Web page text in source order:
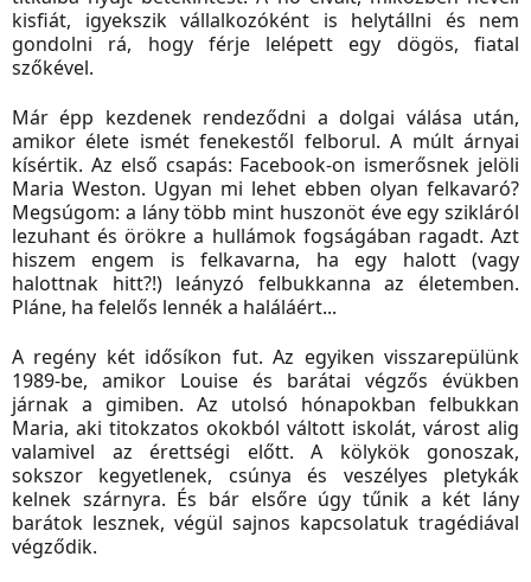
kisfiát, igyekszik vállalkozóként is helytállni és nem
gondolni rá, hogy férje lelépett egy dögös, fiatal
szőkével.
Már épp kezdenek rendeződni a dolgai válása után,
amikor élete ismét fenekestől felborul. A múlt árnyai
kísértik. Az első csapás: Facebook-on ismerősnek jelöli
Maria Weston. Ugyan mi lehet ebben olyan felkavaró?
Megsúgom: a lány több mint huszonöt éve egy szikláról
lezuhant és örökre a hullámok fogságában ragadt. Azt
hiszem engem is felkavarna, ha egy halott (vagy
halottnak hitt?!) leányzó felbukkanna az életemben.
Pláne, ha felelős lennék a haláláért...
A regény két idősíkon fut. Az egyiken visszarepülünk
1989-be, amikor Louise és barátai végzős évükben
járnak a gimiben. Az utolsó hónapokban felbukkan
Maria, aki titokzatos okokból váltott iskolát, várost alig
valamivel az érettségi előtt. A kölykök gonoszak,
sokszor kegyetlenek, csúnya és veszélyes pletykák
kelnek szárnyra. És bár elsőre úgy tűnik a két lány
barátok lesznek, végül sajnos kapcsolatuk tragédiával
végződik.